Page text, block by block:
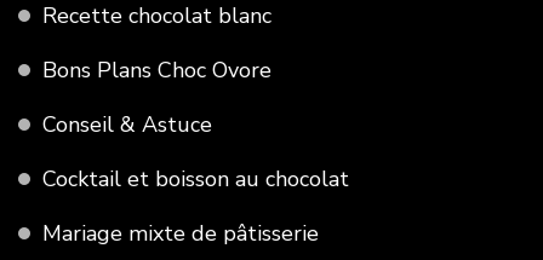
Recette chocolat blanc
Bons Plans Choc Ovore
Conseil & Astuce
Cocktail et boisson au chocolat
Mariage mixte de pâtisserie